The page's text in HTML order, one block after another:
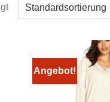
Angebot!